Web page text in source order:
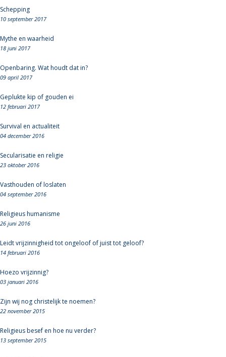
Schepping
10 september 2017
Mythe en waarheid
18 juni 2017
Openbaring. Wat houdt dat in?
09 april 2017
Geplukte kip of gouden ei
12 februari 2017
Survival en actualiteit
04 december 2016
Secularisatie en religie
23 oktober 2016
Vasthouden of loslaten
04 september 2016
Religieus humanisme
26 juni 2016
Leidt vrijzinnigheid tot ongeloof of juist tot geloof?
14 februari 2016
Hoezo vrijzinnig?
03 januari 2016
Zijn wij nog christelijk te noemen?
22 november 2015
Religieus besef en hoe nu verder?
13 september 2015